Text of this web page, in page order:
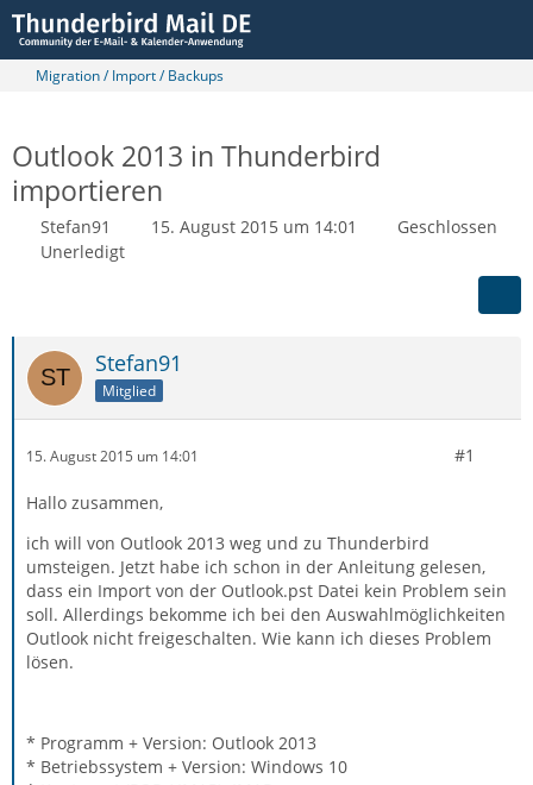
Migration / Import / Backups
Outlook 2013 in Thunderbird
importieren
Stefan91 15. August 2015 um 14:01
Geschlossen
Unerledigt
Stefan91
Mitglied
15. August 2015 um 14:01 #1
Hallo zusammen,
ich will von Outlook 2013 weg und zu Thunderbird
umsteigen. Jetzt habe ich schon in der Anleitung gelesen,
dass ein Import von der Outlook.pst Datei kein Problem sein
soll. Allerdings bekomme ich bei den Auswahlmöglichkeiten
Outlook nicht freigeschalten. Wie kann ich dieses Problem
lösen.
* Programm + Version: Outlook 2013
* Betriebssystem + Version: Windows 10